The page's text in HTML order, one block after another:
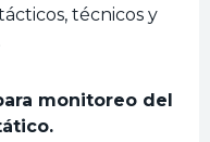
técnicos y
monitoreo del